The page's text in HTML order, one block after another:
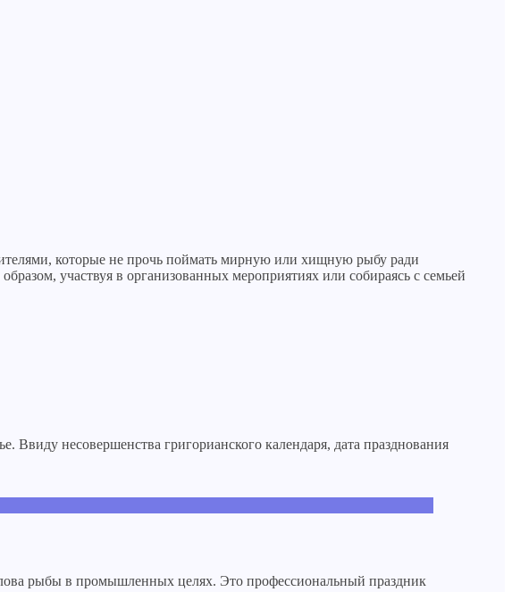
которые не прочь поймать мирную или хищную рыбу ради
участвуя в организованных мероприятиях или собираясь с семьей
несовершенства григорианского календаря, дата празднования
рыбы в промышленных целях. Это профессиональный праздник